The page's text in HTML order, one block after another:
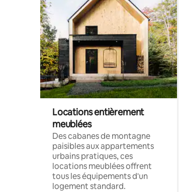
Locations entièrement
meublées
Des cabanes de montagne
paisibles aux appartements
urbains pratiques, ces
locations meublées offrent
tous les équipements d'un
logement standard.